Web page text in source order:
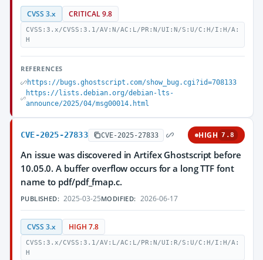
CVSS 3.x CRITICAL 9.8
CVSS:3.x/CVSS:3.1/AV:N/AC:L/PR:N/UI:N/S:U/C:H/I:H/A:
H
REFERENCES
https://bugs.ghostscript.com/show_bug.cgi?id=708133
https://lists.debian.org/debian-lts-
announce/2025/04/msg00014.html
CVE-2025-27833 CVE-2025-27833 HIGH 7.8
An issue was discovered in Artifex Ghostscript before
10.05.0. A buffer overflow occurs for a long TTF font
name to pdf/pdf_fmap.c.
PUBLISHED: 2025-03-25MODIFIED: 2026-06-17
CVSS 3.x HIGH 7.8
CVSS:3.x/CVSS:3.1/AV:L/AC:L/PR:N/UI:R/S:U/C:H/I:H/A:
H